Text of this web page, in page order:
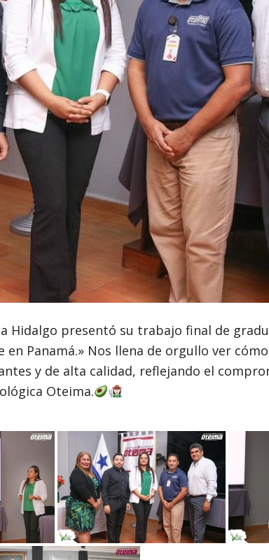
Hidalgo presentó su trabajo final de
Panamá.» Nos llena de orgullo ver
y de alta calidad, reflejando el
Oteima.